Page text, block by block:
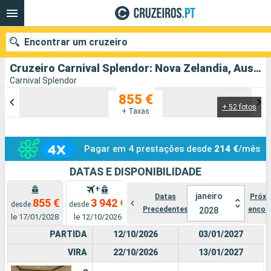
Cruzeiro Carnival Splendor: Nova Zelandia, Australia partindo de Sydney
Carnival Splendor
+ 52 fotos
855 €
+ Taxas
Pagar em 4 prestações desde214 €/mês
DATAS E DISPONIBILIDADE
desde 855 €
le 17/01/2028
+
desde 3 942 €
le 12/10/2026
Datas
Precedentes
janeiro
2028
PARTIDA
VIRA
12/10/2026
22/10/2026
03/01/2027
13/01/2027
Encontrar um cruzeiro
Data de partida
Portos Companhias
Pesquisar